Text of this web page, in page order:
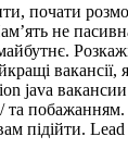
почати
не
вакансії,
java вакансии
та
підійти.